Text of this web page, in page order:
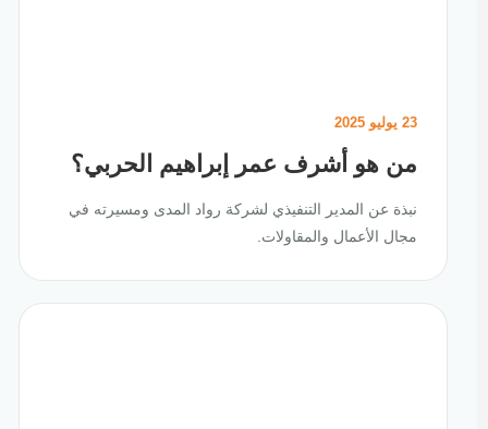
23 يوليو 2025
من هو أشرف عمر إبراهيم الحربي؟
نبذة عن المدير التنفيذي لشركة رواد المدى ومسيرته في
مجال الأعمال والمقاولات.